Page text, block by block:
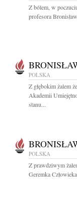
Z bólem, w
profesora
POLSKA
Z głębokim żalem
Akademii
stanu...
POLSKA
Z prawdziwym
Geremka